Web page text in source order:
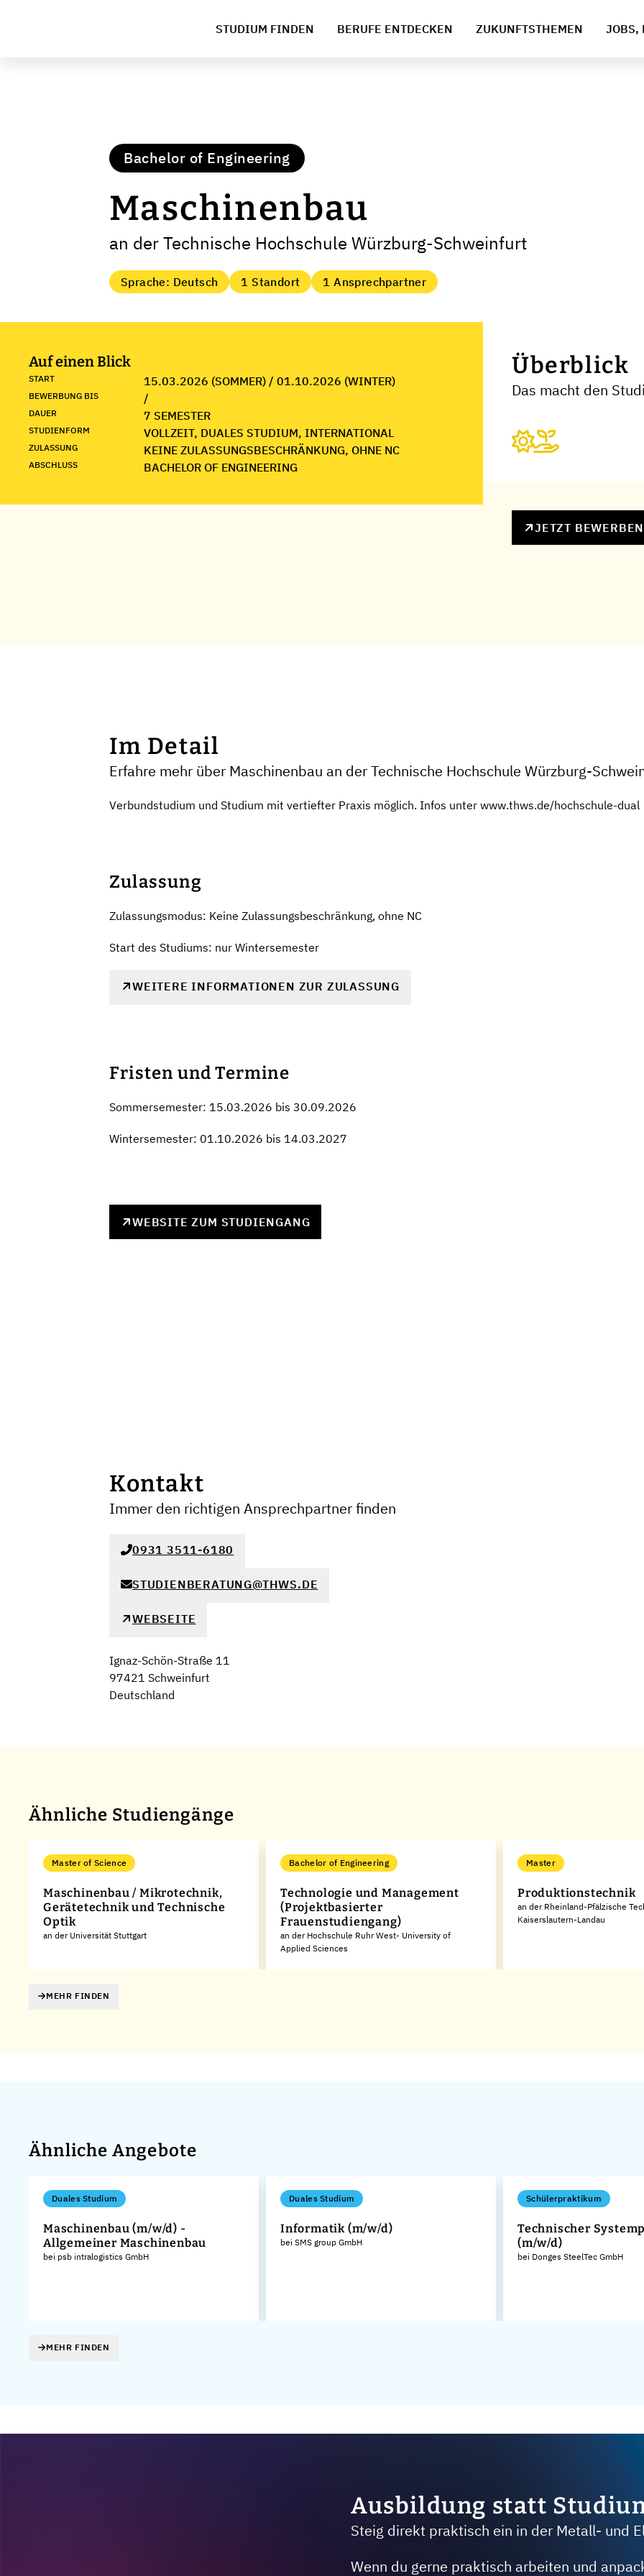
STUDIUM FINDEN BERUFE ENTDECKEN ZUKUNFTSTHEMEN JOBS,
Bachelor of Engineering
Maschinenbau
an der Technische Hochschule Würzburg-Schweinfurt
Sprache: Deutsch 1 Standort 1 Ansprechpartner
Auf einen Blick
START 15.03.2026 (SOMMER) / 01.10.2026 (WINTER)
BEWERBUNG BIS /
DAUER 7 SEMESTER
STUDIENFORM VOLLZEIT, DUALES STUDIUM, INTERNATIONAL
ZULASSUNG KEINE ZULASSUNGSBESCHRÄNKUNG, OHNE NC
ABSCHLUSS BACHELOR OF ENGINEERING
Überblick
Das macht den
JETZT BEWERBEN
Im Detail
Erfahre mehr über Maschinenbau an der Technische Hochschule Würzburg-
Verbundstudium und Studium mit vertiefter Praxis möglich. Infos unter www.thws.de/hochschule-dual
Zulassung
Zulassungsmodus: Keine Zulassungsbeschränkung, ohne NC
Start des Studiums: nur Wintersemester
WEITERE INFORMATIONEN ZUR ZULASSUNG
Fristen und Termine
Sommersemester: 15.03.2026 bis 30.09.2026
Wintersemester: 01.10.2026 bis 14.03.2027
WEBSITE ZUM STUDIENGANG
Kontakt
Immer den richtigen Ansprechpartner finden
0931 3511-6180
STUDIENBERATUNG@THWS.DE
WEBSEITE
Ignaz-Schön-Straße 11
97421 Schweinfurt
Deutschland
Ähnliche Studiengänge
Master of Science
Maschinenbau / Mikrotechnik,
Gerätetechnik und Technische
Optik
an der Universität Stuttgart
Bachelor of Engineering
Technologie und Management
(Projektbasierter
Frauenstudiengang)
an der Hochschule Ruhr West- University of
Applied Sciences
Master
Produktionstechnik
an der Rheinland-Pfälzische
Kaiserslautern-Landau
MEHR FINDEN
Ähnliche Angebote
Duales Studium
Maschinenbau (m/w/d) -
Allgemeiner Maschinenbau
bei psb intralogistics GmbH
Duales Studium
Informatik (m/w/d)
bei SMS group GmbH
Schülerpraktikum
Technischer
(m/w/d)
bei Donges SteelTec GmbH
MEHR FINDEN
Ausbildung statt
Steig direkt praktisch ein in der Metall- und
Wenn du gerne praktisch arbeiten und